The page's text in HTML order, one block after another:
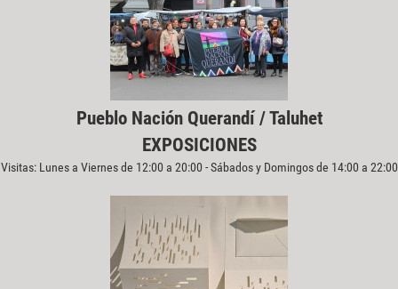
Pueblo Nación Querandí / Taluhet
EXPOSICIONES
Visitas: Lunes a Viernes de 12:00 a 20:00 - Sábados y Domingos de 14:00 a 22:00